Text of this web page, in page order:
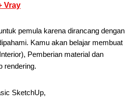
Vray
pemula karena dirancang dengan
Kamu akan belajar membuat
Pemberian material dan
rendering.
SketchUp,